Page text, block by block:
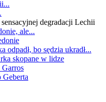
degradacji Lechii
ale...
odpadł, bo sędzia ukradł...
skopane w lidze
Geberta